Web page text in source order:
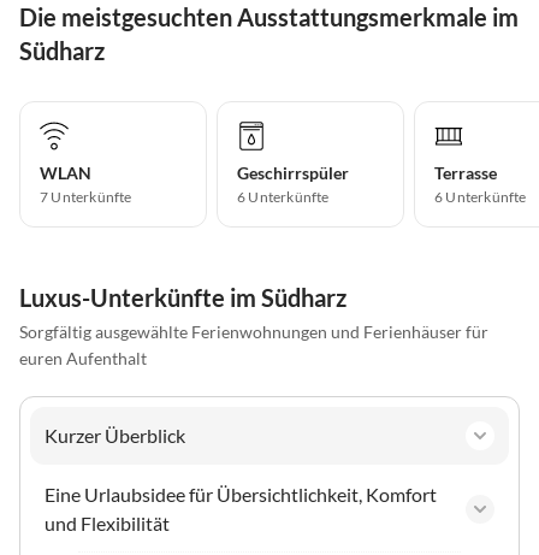
Die meistgesuchten Ausstattungsmerkmale im
Südharz
WLAN
7 Unterkünfte
Geschirrspüler
6 Unterkünfte
Terrasse
6 Unterkünfte
Luxus-Unterkünfte im Südharz
Sorgfältig ausgewählte Ferienwohnungen und Ferienhäuser für
euren Aufenthalt
Kurzer Überblick
Eine Urlaubsidee für Übersichtlichkeit, Komfort
und Flexibilität